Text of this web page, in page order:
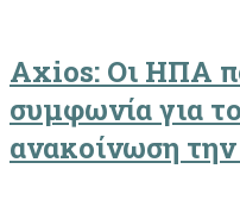
Axios: Οι ΗΠΑ
συμφωνία για
ανακοίνωση